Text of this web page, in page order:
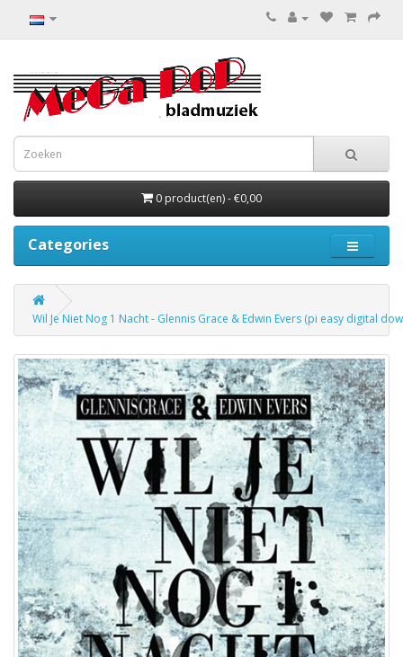
0 product(en) - €0,00
Categories
Wil Je Niet Nog 1 Nacht - Glennis Grace & Edwin Evers (pi easy digital